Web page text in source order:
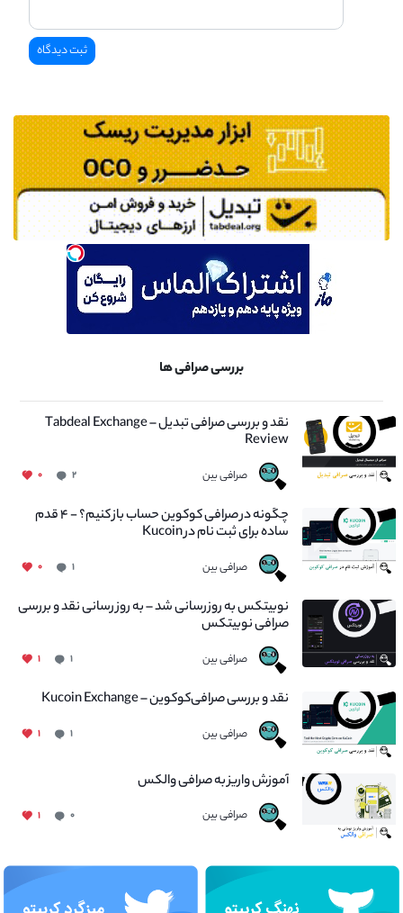
بررسی صرافی ها
نقد و بررسی صرافی تبدیل – Tabdeal Exchange
Review
صرافی بین ۲ ۰
چگونه در صرافی کوکوین حساب باز کنیم؟ - ۴ قدم
ساده برای ثبت نام در Kucoin
صرافی بین ۱ ۰
نوبیتکس به روزرسانی شد – به روز رسانی نقد و بررسی
صرافی نوبیتکس
صرافی بین ۱ ۱
نقد و بررسی صرافی‌کوکوین – Kucoin Exchange
صرافی بین ۱ ۱
آموزش واریز به صرافی والکس
صرافی بین ۰ ۱